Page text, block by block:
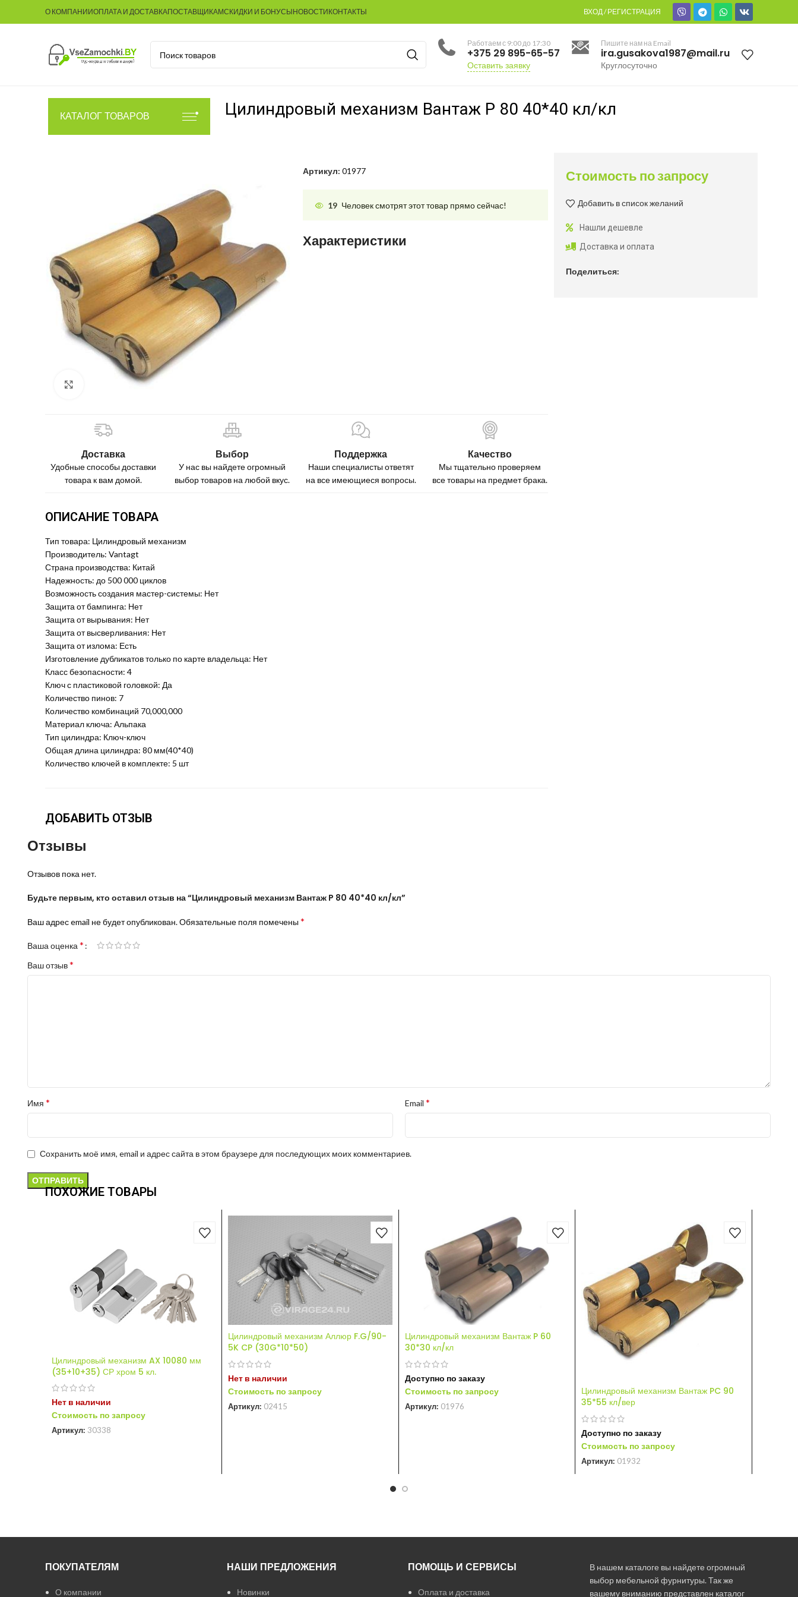
О КОМПАНИИОПЛАТА И ДОСТАВКАПОСТАВЩИКАМСКИДКИ И БОНУСЫНОВОСТИКОНТАКТЫ ВХОД / РЕГИСТРАЦИЯ
Работаем с 9:00 до 17:30
+375 29 895-65-57
Оставить заявку
Пишите нам на Email
ira.gusakova1987@mail.ru
Круглосуточно
КАТАЛОГ ТОВАРОВ Цилиндровый механизм Вантаж P 80 40*40 кл/кл
Нажмите, чтобы увеличить
Артикул: 01977
19 Человек смотрят этот товар прямо сейчас!
Характеристики
Доставка
Удобные способы доставки
товара к вам домой.
Выбор
У нас вы найдете огромный
выбор товаров на любой вкус.
Поддержка
Наши специалисты ответят
на все имеющиеся вопросы.
Качество
Мы тщательно проверяем
все товары на предмет брака.
ОПИСАНИЕ ТОВАРА
Тип товара: Цилиндровый механизм
Производитель: Vantagt
Страна производства: Китай
Надежность: до 500 000 циклов
Возможность создания мастер-системы: Нет
Защита от бампинга: Нет
Защита от вырывания: Нет
Защита от высверливания: Нет
Защита от излома: Есть
Изготовление дубликатов только по карте владельца: Нет
Класс безопасности: 4
Ключ с пластиковой головкой: Да
Количество пинов: 7
Количество комбинаций 70,000,000
Материал ключа: Альпака
Тип цилиндра: Ключ-ключ
Общая длина цилиндра: 80 мм(40*40)
Количество ключей в комплекте: 5 шт
Стоимость по запросу
Добавить в список желаний
Нашли дешевле
Доставка и оплата
Поделиться:
ДОБАВИТЬ ОТЗЫВ
Отзывы
Отзывов пока нет.
Будьте первым, кто оставил отзыв на “Цилиндровый механизм Вантаж P 80 40*40 кл/кл”
Ваш адрес email не будет опубликован.Обязательные поля помечены *
Ваша оценка *
Ваш отзыв*
Имя * Email *
Сохранить моё имя, email и адрес сайта в этом браузере для последующих моих комментариев.
ПОХОЖИЕ ТОВАРЫ
Цилиндровый механизм AX 10080 мм
(35+10+35) СР хром 5 кл.
Нет в наличии
Стоимость по запросу
Артикул: 30338
Цилиндровый механизм Аллюр F.G/90-
5K CP (30G*10*50)
Нет в наличии
Стоимость по запросу
Артикул: 02415
Цилиндровый механизм Вантаж P 60
30*30 кл/кл
Доступно по заказу
Стоимость по запросу
Артикул: 01976
Цилиндровый механизм Вантаж PC 90
35*55 кл/вер
Доступно по заказу
Стоимость по запросу
Артикул: 01932
ПОКУПАТЕЛЯМ
О компании
НАШИ ПРЕДЛОЖЕНИЯ
Новинки
ПОМОЩЬ И СЕРВИСЫ
Оплата и доставка
В нашем каталоге вы найдете огромный
выбор мебельной фурнитуры. Так же
вашему вниманию представлен каталог